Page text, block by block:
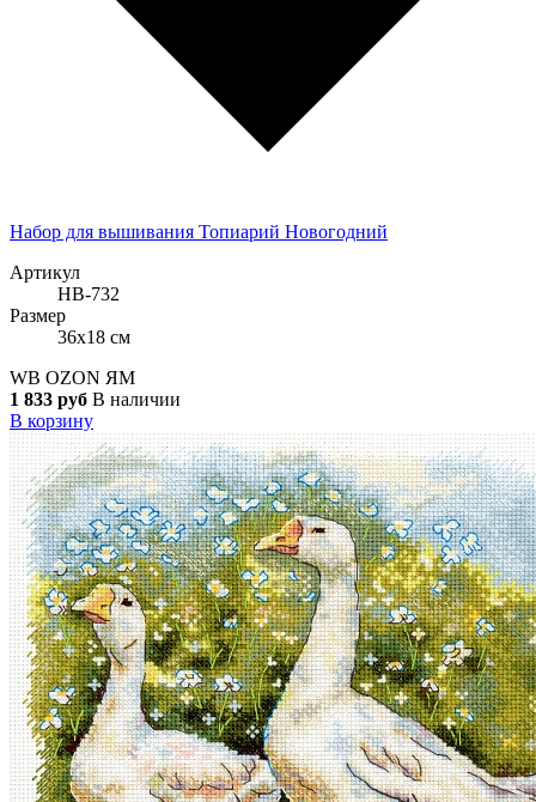
Набор для вышивания Топиарий Новогодний
Артикул
НВ-732
Размер
36x18 см
WB OZON ЯМ
1 833 руб В наличии
В корзину